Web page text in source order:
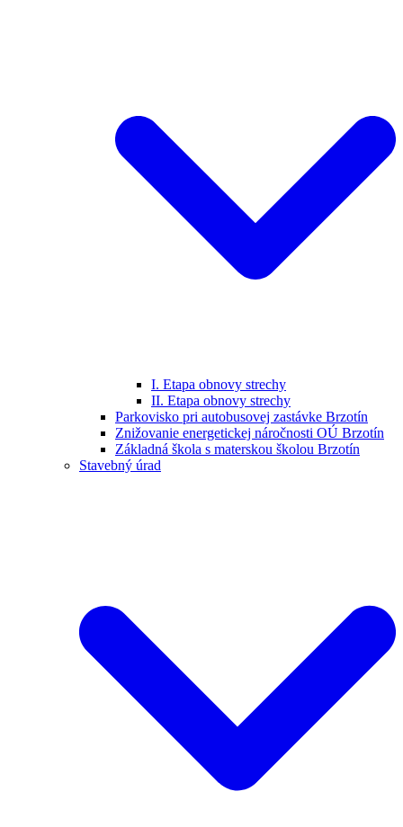
I. Etapa obnovy strechy
II. Etapa obnovy strechy
Parkovisko pri autobusovej zastávke Brzotín
Znižovanie energetickej náročnosti OÚ Brzotín
Základná škola s materskou školou Brzotín
Stavebný úrad